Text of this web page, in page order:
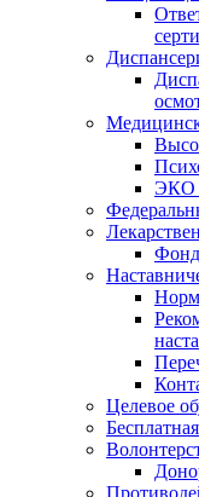
ЭКО
Фонд
Целевое